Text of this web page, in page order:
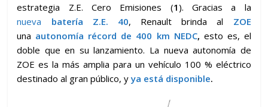
estrategia Z.E. Cero Emisiones (1). Gracias a la
nueva batería Z.E. 40, Renault brinda al ZOE
una autonomía récord de 400 km NEDC, esto es, el
doble que en su lanzamiento. La nueva autonomía de
ZOE es la más amplia para un vehículo 100 % eléctrico
destinado al gran público, yya está disponible.